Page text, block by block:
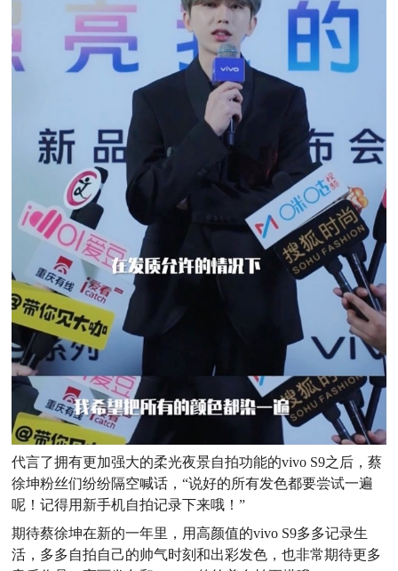
代言了拥有更加强大的柔光夜景自拍功能的vivo S9之后，蔡
徐坤粉丝们纷纷隔空喊话，“说好的所有发色都要尝试一遍
呢！记得用新手机自拍记录下来哦！”
期待蔡徐坤在新的一年里，用高颜值的vivo S9多多记录生
活，多多自拍自己的帅气时刻和出彩发色，也非常期待更多